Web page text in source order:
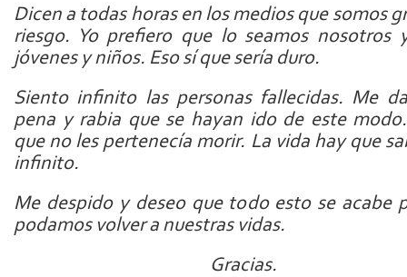
Dicen a todas horas en los medios que somos
riesgo. Yo prefiero que lo seamos nosotros
jóvenes y niños. Eso sí que sería duro.
Siento infinito las personas fallecidas. Me
pena y rabia que se hayan ido de este
que no les pertenecía morir. La vida hay que
infinito.
Me despido y deseo que todo esto se acabe
podamos volver a nuestras vidas.
Gracias.